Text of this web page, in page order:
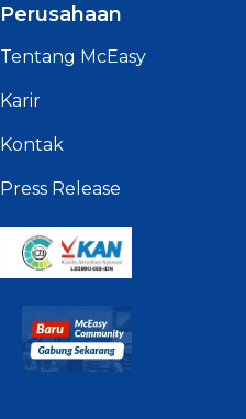
Perusahaan
Tentang McEasy
Karir
Kontak
Press Release